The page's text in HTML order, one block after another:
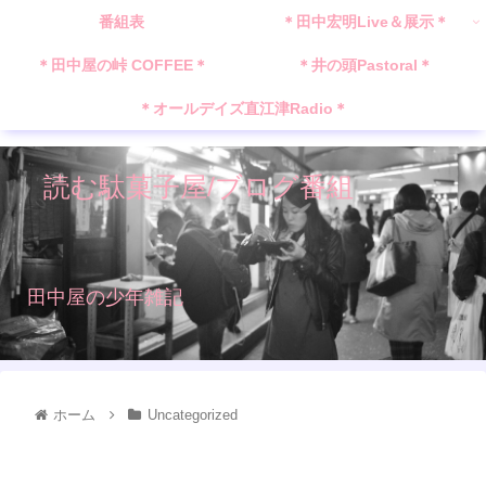
読む駄菓子屋/ブログ番組
田中屋の少年雑記
番組表 ＊田中宏明Live＆展示＊
＊田中屋の峠 COFFEE＊ ＊井の頭Pastoral＊
＊オールデイズ直江津Radio＊
ホーム Uncategorized